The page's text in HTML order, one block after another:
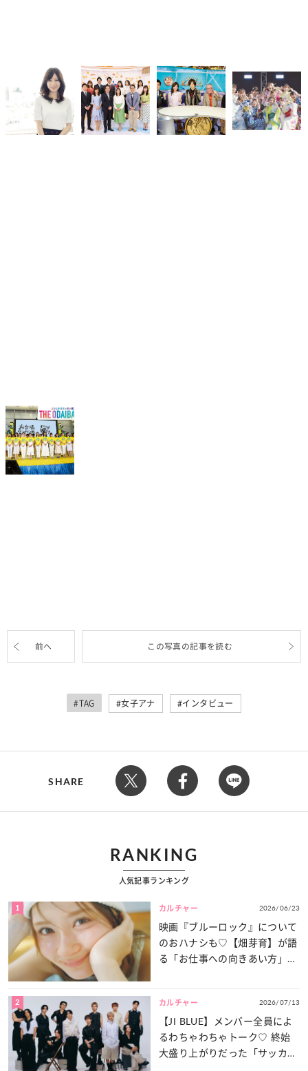
前へ この写真の記事を読む
#TAG 女子アナ インタビュー
SHARE
RANKING
人気記事ランキング
1 カルチャー 2026/06/23
映画『ブルーロック』について
のおハナシも♡【畑芽育】が語
る「お仕事への向きあい方」と
2 カルチャー 2026/07/13
【JI BLUE】メンバー全員によ
るわちゃわちゃトーク♡ 終始
大盛り上がりだった「サッカー